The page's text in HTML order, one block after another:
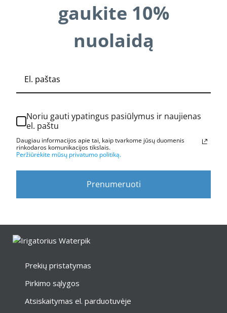
gaukite 10%
nuolaidą
Noriu gauti ypatingus pasiūlymus ir naujienas
el. paštu
Daugiau informacijos apie tai, kaip tvarkome jūsų duomenis
rinkodaros komunikacijos tikslais.
Peržiūrėkite mūsų privatumo politiką.
Prenumeruoti
Prekių pristatymas
Pirkimo sąlygos
Atsiskaitymas el. parduotuvėje